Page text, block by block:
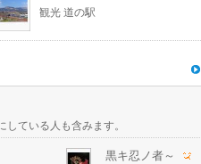
観光 道の駅
ている人も含みます。
黒キ忍ノ者～